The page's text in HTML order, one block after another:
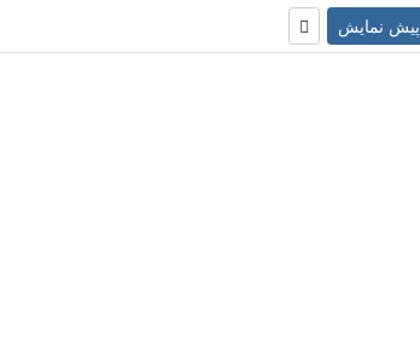
پیش نمایش